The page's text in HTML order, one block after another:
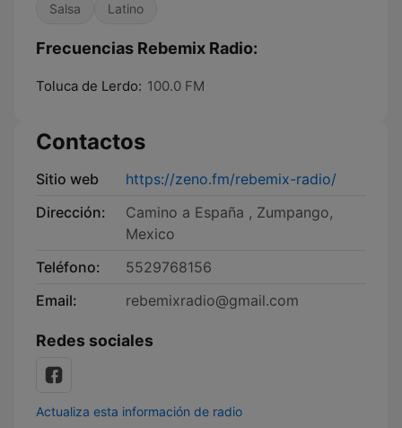
Salsa Latino
Frecuencias Rebemix Radio:
Toluca de Lerdo: 100.0 FM
Contactos
Sitio web
https://zeno.fm/rebemix-radio/
Dirección:
Camino a España , Zumpango,
Mexico
Teléfono:
5529768156
Email:
rebemixradio@gmail.com
Redes sociales
Actualiza esta información de radio